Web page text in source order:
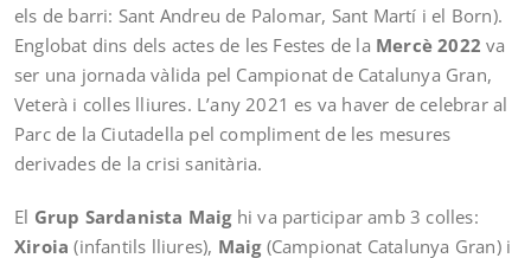
els de barri: Sant Andreu de Palomar, Sant Martí i el Born).
Englobat dins dels actes de les Festes de la Mercè 2022 va
ser una jornada vàlida pel Campionat de Catalunya Gran,
Veterà i colles lliures. L’any 2021 es va haver de celebrar al
Parc de la Ciutadella pel compliment de les mesures
derivades de la crisi sanitària.
El Grup Sardanista Maighi va participar amb 3 colles:
Xiroia (infantils lliures), Maig(Campionat Catalunya Gran) i